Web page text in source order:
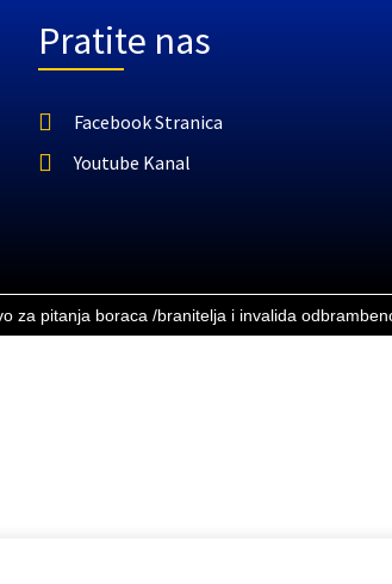
Pratite nas
Facebook Stranica
Youtube Kanal
za pitanja boraca /branitelja i invalida